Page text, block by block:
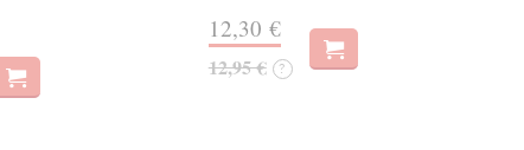
12,30 €
12,95 € ?